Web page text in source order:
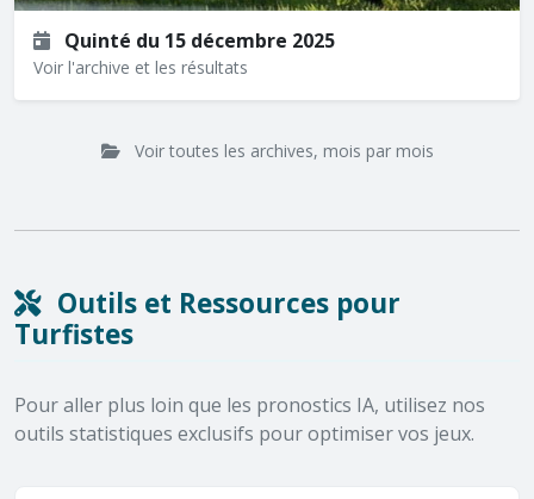
Quinté du 15 décembre 2025
Voir l'archive et les résultats
Voir toutes les archives, mois par mois
Outils et Ressources pour
Turfistes
Pour aller plus loin que les pronostics IA, utilisez nos
outils statistiques exclusifs pour optimiser vos jeux.